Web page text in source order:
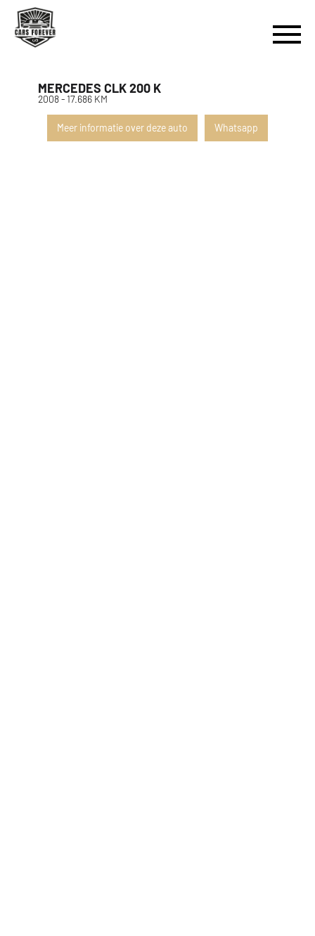
MERCEDES CLK 200 K
2008 - 17.686 KM
Meer informatie over deze auto Whatsapp